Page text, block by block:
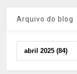
Arquivo do blog